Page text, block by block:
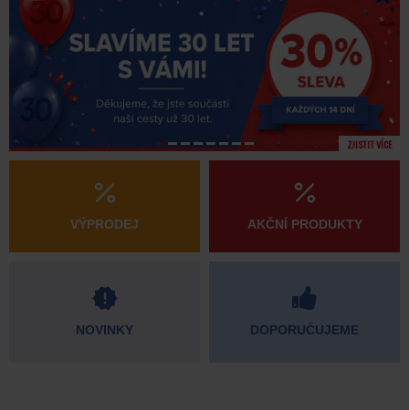
ZJISTIT VÍCE
VÝPRODEJ
NOVINKY
AKČNÍ PRODUKTY
DOPORUČUJEME